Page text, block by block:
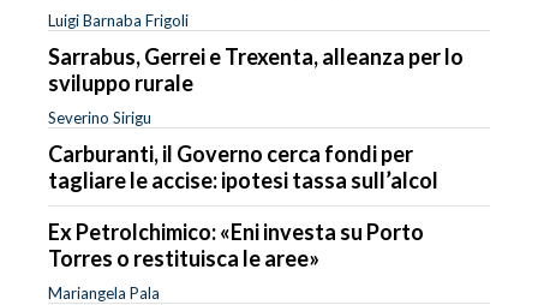
Luigi Barnaba Frigoli
Sarrabus, Gerrei e Trexenta, alleanza per lo
sviluppo rurale
Severino Sirigu
Carburanti, il Governo cerca fondi per
tagliare le accise: ipotesi tassa sull’alcol
Ex Petrolchimico: «Eni investa su Porto
Torres o restituisca le aree»
Mariangela Pala